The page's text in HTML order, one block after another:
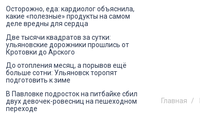
Главная
Осторожно, еда: кардиолог объяснила,
какие «полезные» продукты на самом
деле вредны для сердца
Две тысячи квадратов за сутки:
ульяновские дорожники прошлись от
Кротовки до Арского
До отопления месяц, а порывов ещё
больше сотни: Ульяновск торопят
подготовить к зиме
В Павловке подросток на питбайке сбил
двух девочек-ровесниц на пешеходном
переходе